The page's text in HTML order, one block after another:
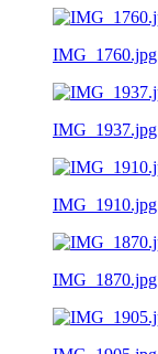
IMG_1760.jpg
IMG_1937.jpg
IMG_1910.jpg
IMG_1870.jpg